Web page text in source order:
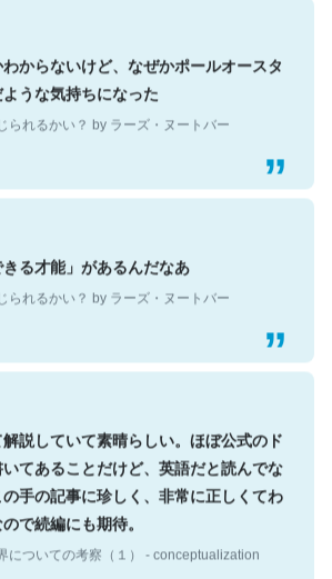
からないけど、なぜかポールオースタ
うな気持ちになった
る才能」があるんだなあ
解説していて素晴らしい。ほぼ公式のド
てあることだけど、英語だと読んでな
の手の記事に珍しく、非常に正しくてわ
で続編にも期待。